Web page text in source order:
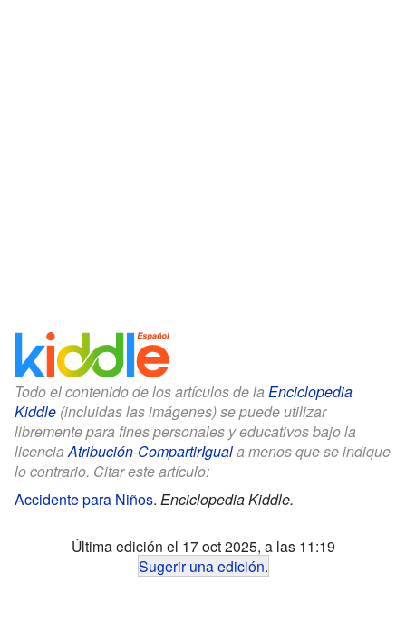
Todo el contenido de los artículos de la Enciclopedia
Kiddle (incluidas las imágenes) se puede utilizar
libremente para fines personales y educativos bajo la
licenciaAtribución-CompartirIguala menos que se indique
lo contrario. Citar este artículo:
Accidente para Niños. Enciclopedia Kiddle.
Última edición el 17 oct 2025, a las 11:19
Sugerir una edición.